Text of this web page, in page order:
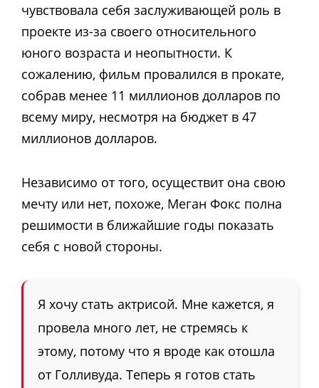
чувствовала себя заслуживающей роль в
проекте из-за своего относительного
юного возраста и неопытности. К
сожалению, фильм провалился в прокате,
собрав менее 11 миллионов долларов по
всему миру, несмотря на бюджет в 47
миллионов долларов.
Независимо от того, осуществит она свою
мечту или нет, похоже, Меган Фокс полна
решимости в ближайшие годы показать
себя с новой стороны.
Я хочу стать актрисой. Мне кажется, я
провела много лет, не стремясь к
этому, потому что я вроде как отошла
от Голливуда. Теперь я готов стать